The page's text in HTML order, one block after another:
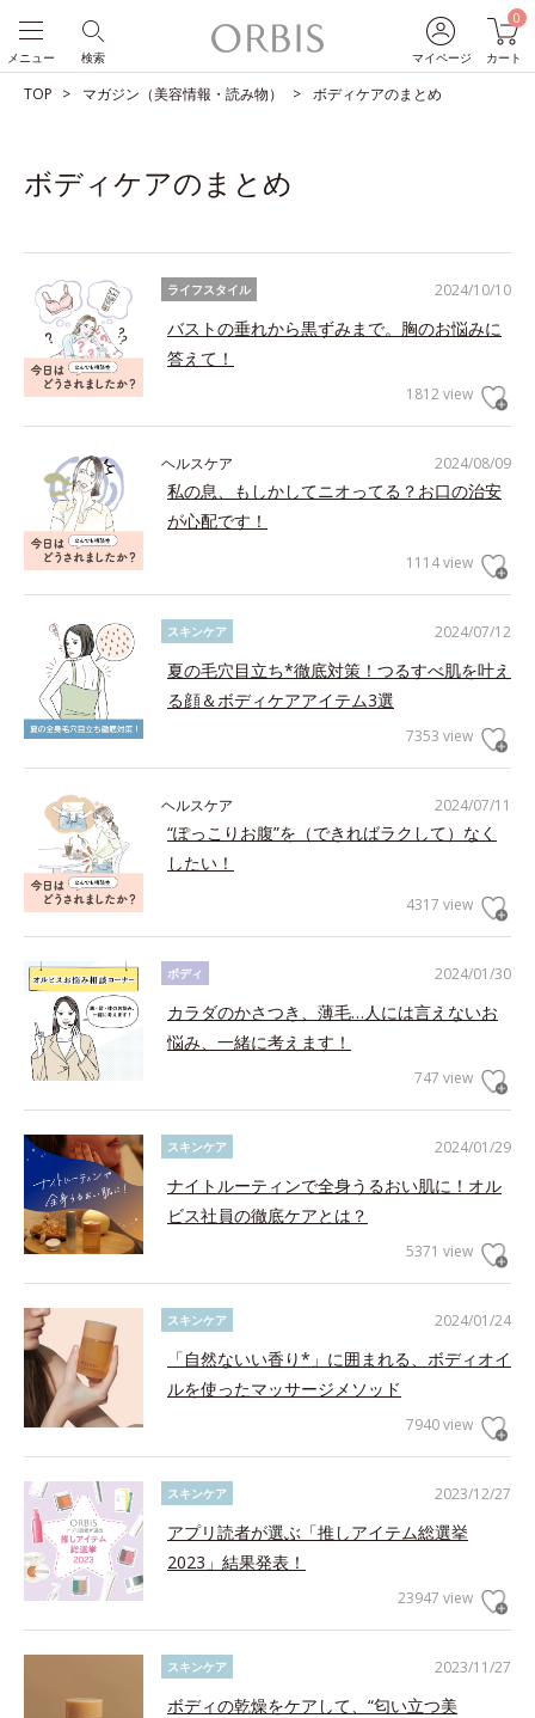
マイページ
0
カート
検索
メニュー
TOP マガジン（美容情報・読み物） ボディケアのまとめ
ボディケアのまとめ
2024/10/10
ライフスタイル
バストの垂れから黒ずみまで。胸のお悩みに
答えて！
1812 view
2024/08/09
ヘルスケア
私の息、もしかしてニオってる？お口の治安
が心配です！
1114 view
2024/07/12
スキンケア
夏の毛穴目立ち*徹底対策！つるすべ肌を叶え
る顔＆ボディケアアイテム3選
7353 view
2024/07/11
ヘルスケア
“ぽっこりお腹”を（できればラクして）なく
したい！
4317 view
2024/01/30
ボディ
カラダのかさつき、薄毛…人には言えないお
悩み、一緒に考えます！
747 view
2024/01/29
スキンケア
ナイトルーティンで全身うるおい肌に！オル
ビス社員の徹底ケアとは？
5371 view
2024/01/24
スキンケア
「自然ないい香り*」に囲まれる、ボディオイ
ルを使ったマッサージメソッド
7940 view
2023/12/27
スキンケア
アプリ読者が選ぶ「推しアイテム総選挙
2023」結果発表！
23947 view
2023/11/27
スキンケア
ボディの乾燥をケアして、“匂い立つ美